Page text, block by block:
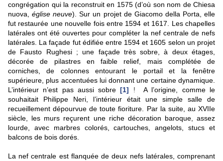
congrégation qui la reconstruit en 1575 (d’où son nom de Chiesa
nuova ,église neuve). Sur un projet de Giacomo della Porta , elle
fut restaurée une nouvelle fois entre 1594 et 1617. Les chapelles
latérales ont été ouvertes pour compléter la nef centrale de nefs
latérales. La façade fut édifiée entre 1594 et 1605 selon un projet
de Fausto Rughesi ; une façade très sobre, à deux étages,
décorée de pilastres en faible relief, mais complétée de
corniches, de colonnes entourant le portail et la fenêtre
supérieure, plus accentuées lui donnant une certaine dynamique.
L’intérieur n’est pas aussi sobre [1] !A l’origine, comme le
souhaitait Philippe Neri, l’intérieur était une simple salle de
recueillement dépourvue de toute fioriture. Par la suite, au XVIIe
siècle, les murs reçurent une riche décoration baroque, assez
lourde, avec marbres colorés, cartouches, angelots, stucs et
balcons de bois dorés.
La nef centrale est flanquée de deux nefs latérales, comprenant